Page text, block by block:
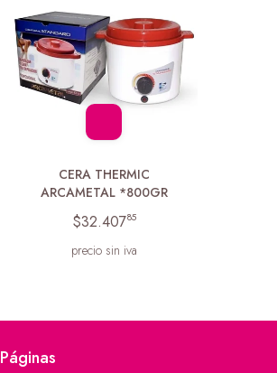
CERA THERMIC
ARCAMETAL *800GR
$32.40785
precio sin iva
Páginas